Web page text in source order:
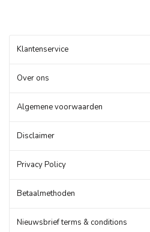
Klantenservice
Over ons
Algemene voorwaarden
Disclaimer
Privacy Policy
Betaalmethoden
Nieuwsbrief terms & conditions